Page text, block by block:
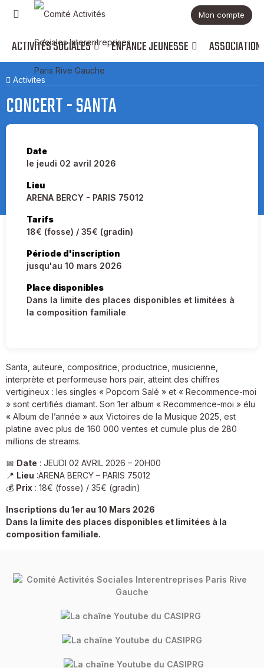
Mon compte
ACTIVITÉS SOCIALES ENFANCE JEUNESSE
Activites
CONCERT - SANTA
Date
le jeudi 02 avril 2026
Lieu
ARENA BERCY - PARIS 75012
Tarifs
18€ (fosse) / 35€ (gradin)
Période d'inscription
jusqu'au 10 mars 2026
Place disponibles
Dans la limite des places disponibles et limitées à
la composition familiale
Santa, auteure, compositrice, productrice, musicienne,
interprète et performeuse hors pair, atteint des chiffres
vertigineux : les singles « Popcorn Salé » et « Recommence-moi
» sont certifiés diamant. Son 1er album « Recommence-moi » élu
« Album de l’année » aux Victoires de la Musique 2025, est
platine avec plus de 160 000 ventes et cumule plus de 280
millions de streams.
📅 Date : JEUDI 02 AVRIL 2026 – 20H00
📍 Lieu :ARENA BERCY – PARIS 75012
💰 Prix : 18€ (fosse) / 35€ (gradin)
Inscriptions du 1er au 10 Mars 2026
Dans la limite des places disponibles et limitées à la
composition familiale.